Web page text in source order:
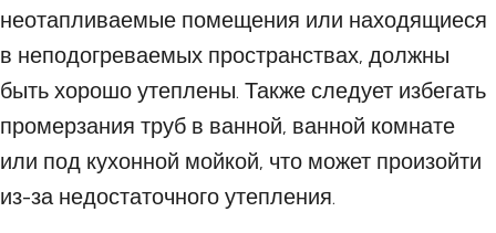
неотапливаемые помещения или находящиеся
в неподогреваемых пространствах, должны
быть хорошо утеплены. Также следует избегать
промерзания труб в ванной, ванной комнате
или под кухонной мойкой, что может произойти
из-за недостаточного утепления.